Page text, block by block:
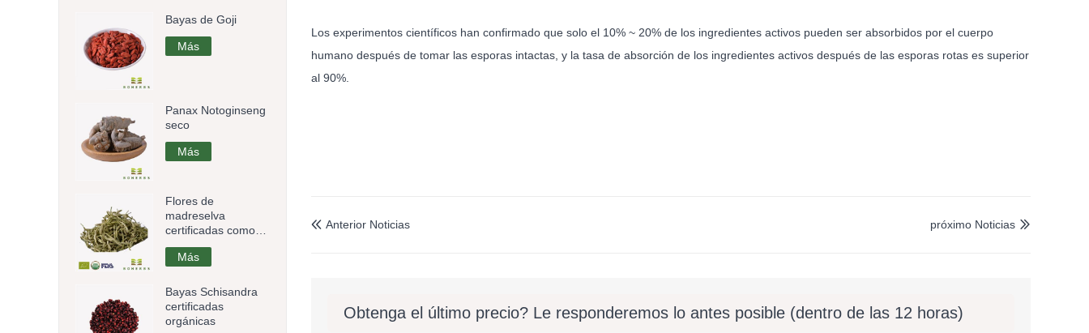
Los experimentos científicos han confirmado que solo el 10% ~ 20% de los ingredientes activos pueden ser absorbidos por el cuerpo
humano después de tomar las esporas intactas, y la tasa de absorción de los ingredientes activos después de las esporas rotas es superior
al 90%.
 Anterior Noticias 
próximo Noticias
Obtenga el último precio? Le responderemos lo antes posible (dentro de las 12 horas)
Bayas de Goji
Más
Panax Notoginseng
seco
Más
Flores de
madreselva
certificadas como
orgánicas
Más
Bayas Schisandra
certificadas
orgánicas